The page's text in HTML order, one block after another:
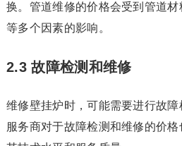
换。管道维修的价格会受到管道
等多个因素的影响。
2.3 故障检测和维修
维修壁挂炉时，可能需要进行故
服务商对于故障检测和维修的价